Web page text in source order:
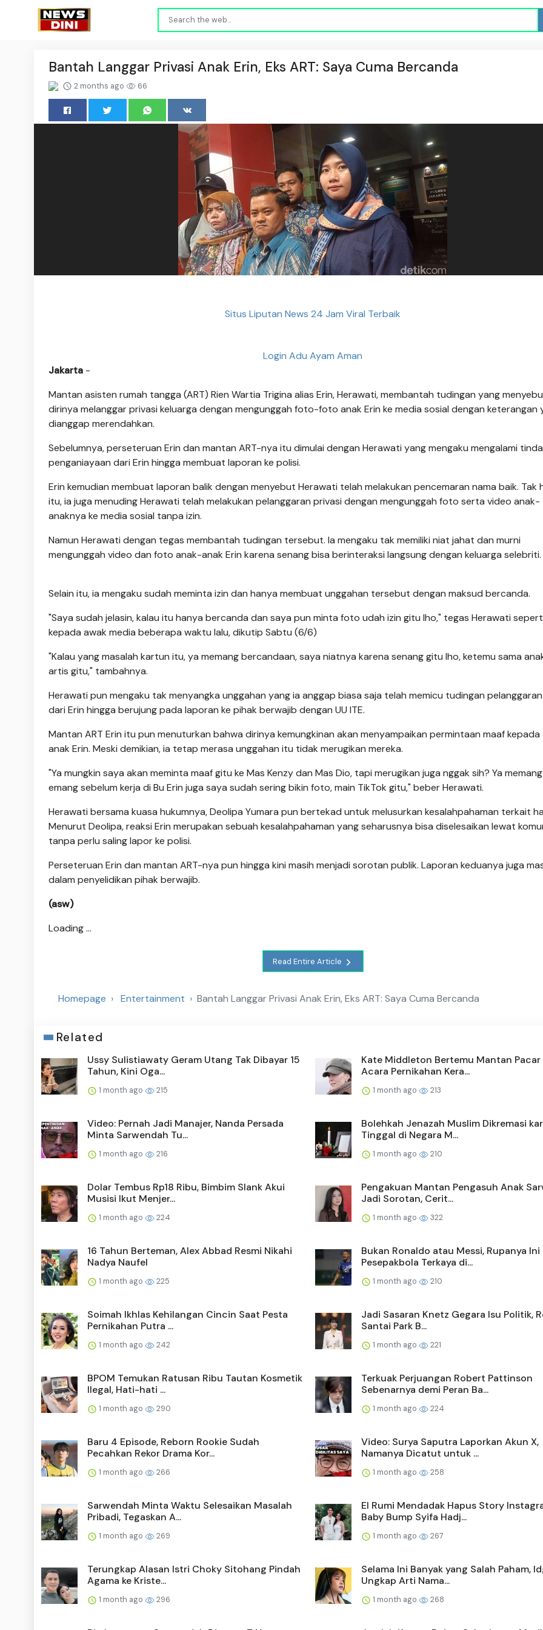
Bantah Langgar Privasi Anak Erin, Eks ART: Saya Cuma Bercanda
2 months ago 66
Situs Liputan News 24 Jam Viral Terbaik
Login Adu Ayam Aman
Jakarta -
Mantan asisten rumah tangga (ART) Rien Wartia Trigina alias Erin, Herawati, membantah tudingan yang
dirinya melanggar privasi keluarga dengan mengunggah foto-foto anak Erin ke media sosial dengan keterangan
dianggap merendahkan.
Sebelumnya, perseteruan Erin dan mantan ART-nya itu dimulai dengan Herawati yang mengaku mengalami
penganiayaan dari Erin hingga membuat laporan ke polisi.
Erin kemudian membuat laporan balik dengan menyebut Herawati telah melakukan pencemaran nama baik. Tak
itu, ia juga menuding Herawati telah melakukan pelanggaran privasi dengan mengunggah foto serta video anak-
anaknya ke media sosial tanpa izin.
Namun Herawati dengan tegas membantah tudingan tersebut. Ia mengaku tak memiliki niat jahat dan murni
mengunggah video dan foto anak-anak Erin karena senang bisa berinteraksi langsung dengan keluarga selebriti.
Selain itu, ia mengaku sudah meminta izin dan hanya membuat unggahan tersebut dengan maksud bercanda.
"Saya sudah jelasin, kalau itu hanya bercanda dan saya pun minta foto udah izin gitu lho," tegas Herawati
kepada awak media beberapa waktu lalu, dikutip Sabtu (6/6)
"Kalau yang masalah kartun itu, ya memang bercandaan, saya niatnya karena senang gitu lho, ketemu sama
artis gitu," tambahnya.
Herawati pun mengaku tak menyangka unggahan yang ia anggap biasa saja telah memicu tudingan
dari Erin hingga berujung pada laporan ke pihak berwajib dengan UU ITE.
Mantan ART Erin itu pun menuturkan bahwa dirinya kemungkinan akan menyampaikan permintaan maaf
anak Erin. Meski demikian, ia tetap merasa unggahan itu tidak merugikan mereka.
"Ya mungkin saya akan meminta maaf gitu ke Mas Kenzy dan Mas Dio, tapi merugikan juga nggak sih? Ya
emang sebelum kerja di Bu Erin juga saya sudah sering bikin foto, main TikTok gitu," beber Herawati.
Herawati bersama kuasa hukumnya, Deolipa Yumara pun bertekad untuk melusurkan kesalahpahaman terkait
Menurut Deolipa, reaksi Erin merupakan sebuah kesalahpahaman yang seharusnya bisa diselesaikan lewat
tanpa perlu saling lapor ke polisi.
Perseteruan Erin dan mantan ART-nya pun hingga kini masih menjadi sorotan publik. Laporan keduanya juga
dalam penyelidikan pihak berwajib.
(asw)
Loading ...
Read Entire Article
Homepage Entertainment Bantah Langgar Privasi Anak Erin, Eks ART: Saya Cuma Bercanda
Related
Ussy Sulistiawaty Geram Utang Tak Dibayar 15
Tahun, Kini Oga...
1 month ago 215
Kate Middleton Bertemu Mantan Pacar
Acara Pernikahan Kera...
1 month ago 213
Video: Pernah Jadi Manajer, Nanda Persada
Minta Sarwendah Tu...
1 month ago 216
Bolehkah Jenazah Muslim Dikremasi
Tinggal di Negara M...
1 month ago 210
Dolar Tembus Rp18 Ribu, Bimbim Slank Akui
Musisi Ikut Menjer...
1 month ago 224
Pengakuan Mantan Pengasuh Anak
Jadi Sorotan, Cerit...
1 month ago 322
16 Tahun Berteman, Alex Abbad Resmi Nikahi
Nadya Naufel
1 month ago 225
Bukan Ronaldo atau Messi, Rupanya Ini
Pesepakbola Terkaya di...
1 month ago 210
Soimah Ikhlas Kehilangan Cincin Saat Pesta
Pernikahan Putra ...
1 month ago 242
Jadi Sasaran Knetz Gegara Isu Politik,
Santai Park B...
1 month ago 221
BPOM Temukan Ratusan Ribu Tautan Kosmetik
Ilegal, Hati-hati ...
1 month ago 290
Terkuak Perjuangan Robert Pattinson
Sebenarnya demi Peran Ba...
1 month ago 224
Baru 4 Episode, Reborn Rookie Sudah
Pecahkan Rekor Drama Kor...
1 month ago 266
Video: Surya Saputra Laporkan Akun X,
Namanya Dicatut untuk ...
1 month ago 258
Sarwendah Minta Waktu Selesaikan Masalah
Pribadi, Tegaskan A...
1 month ago 269
El Rumi Mendadak Hapus Story
Baby Bump Syifa Hadj...
1 month ago 267
Terungkap Alasan Istri Choky Sitohang Pindah
Agama ke Kriste...
1 month ago 296
Selama Ini Banyak yang Salah Paham,
Ungkap Arti Nama...
1 month ago 268